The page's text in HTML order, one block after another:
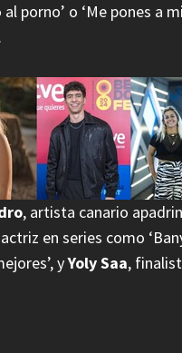
porno’ o ‘Me pones a
, artista canario
en series como
yYoly Saa,